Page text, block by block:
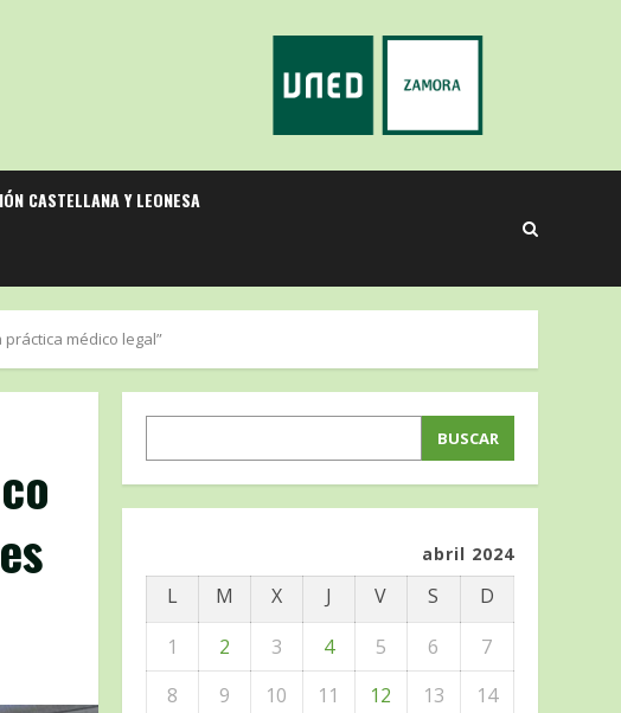
CASTELLANA Y LEONESA
médico legal”
BUSCAR BUSCAR
abril 2024
L M X J V S
D
1
2 3 4 5 6
7
8
9 10 11 12 13
14